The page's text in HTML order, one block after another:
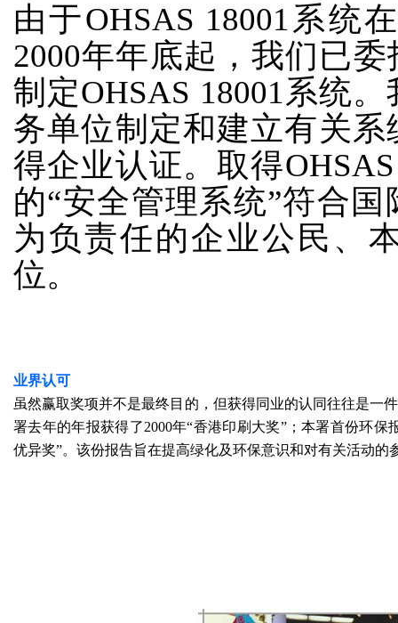
由于OHSAS 18001系统
2000年年底起，我们已
制定OHSAS 18001系统
务单位制定和建立有关
得企业认证。取得
的“安全管理系统”符合
为负责任的企业公民、
位。
业界认可
虽然赢取奖项并不是最终目的，但获得同业的认同往往是一
署去年的年报获得了2000年“香港印刷大奖”；本署首份环
优异奖”。该份报告旨在提高绿化及环保意识和对有关活动的